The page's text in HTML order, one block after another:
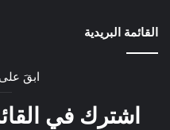
القائمة البريدية
ابقَ
اشترك في